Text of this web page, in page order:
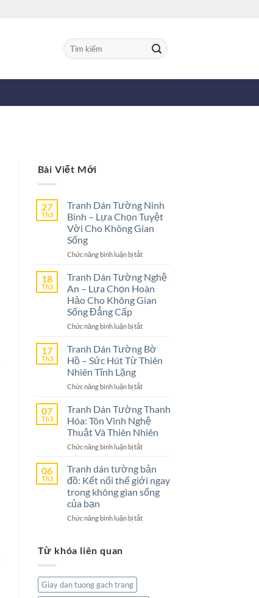
Tìm
kiếm:
Bài Viết Mới
27
Th3
Tranh Dán Tường Ninh
Bình – Lựa Chọn Tuyệt
Vời Cho Không Gian
Sống
Chức năng bình luận bị tắtở
Dán
Tường
Bình
Lựa
Tuyệt
Vời
Gian
18
Th3
Tranh Dán Tường Nghệ
An – Lựa Chọn Hoàn
Hảo Cho Không Gian
Sống Đẳng Cấp
Chức năng bình luận bị tắtở
Dán
Tường
–
Chọn
Hoàn
Hảo
Không
Sống
Đẳng
Cấp
17
Th3
Tranh Dán Tường Bờ
Hồ – Sức Hút Từ Thiên
Nhiên Tĩnh Lặng
Chức năng bình luận bị tắtở
Dán
Tường
Bờ
Hồ
–
Hút
Từ
Thiên
Nhiên
Lặng
07
Th3
Tranh Dán Tường Thanh
Hóa: Tôn Vinh Nghệ
Thuật Và Thiên Nhiên
Chức năng bình luận bị tắtở
Dán
Tường
Thanh
Hóa:
Vinh
06
Th3
Tranh dán tường bản
đồ: Kết nối thế giới ngay
trong không gian sống
của bạn
Chức năng bình luận bị tắtở
Từ khóa liên quan
Giay dan tuong gach trang